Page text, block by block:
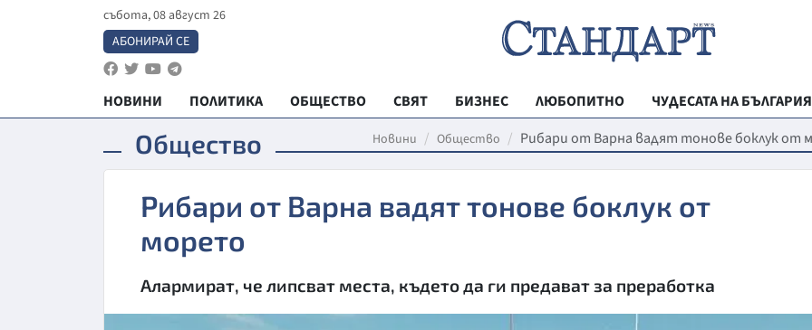
събота, 08 август 26
АБОНИРАЙ СЕ
НОВИНИ ПОЛИТИКА ОБЩЕСТВО СВЯТ БИЗНЕС ЛЮБОПИТНО
ЧУДЕСАТА НА БЪЛГАРИЯ
РЕГИОНАЛНИ
ВЕСТНИК
Общество Новини Общество Рибари от Варна вадят тонове боклук от
Рибари от Варна вадят тонове боклук от
морето
Алармират, че липсват места, където да ги предават за преработка